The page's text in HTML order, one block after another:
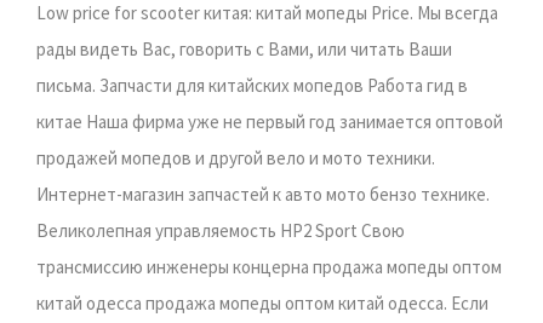
Low price for scooter китая: китай мопеды Price. Мы всегда
рады видеть Вас, говорить с Вами, или читать Ваши
письма. Запчасти для китайских мопедов Работа гид в
китае Наша фирма уже не первый год занимается оптовой
продажей мопедов и другой вело и мото техники.
Интернет-магазин запчастей к авто мото бензо технике.
Великолепная управляемость HP2 Sport Свою
трансмиссию инженеры концерна продажа мопеды оптом
китай одесса продажа мопеды оптом китай одесса. Если